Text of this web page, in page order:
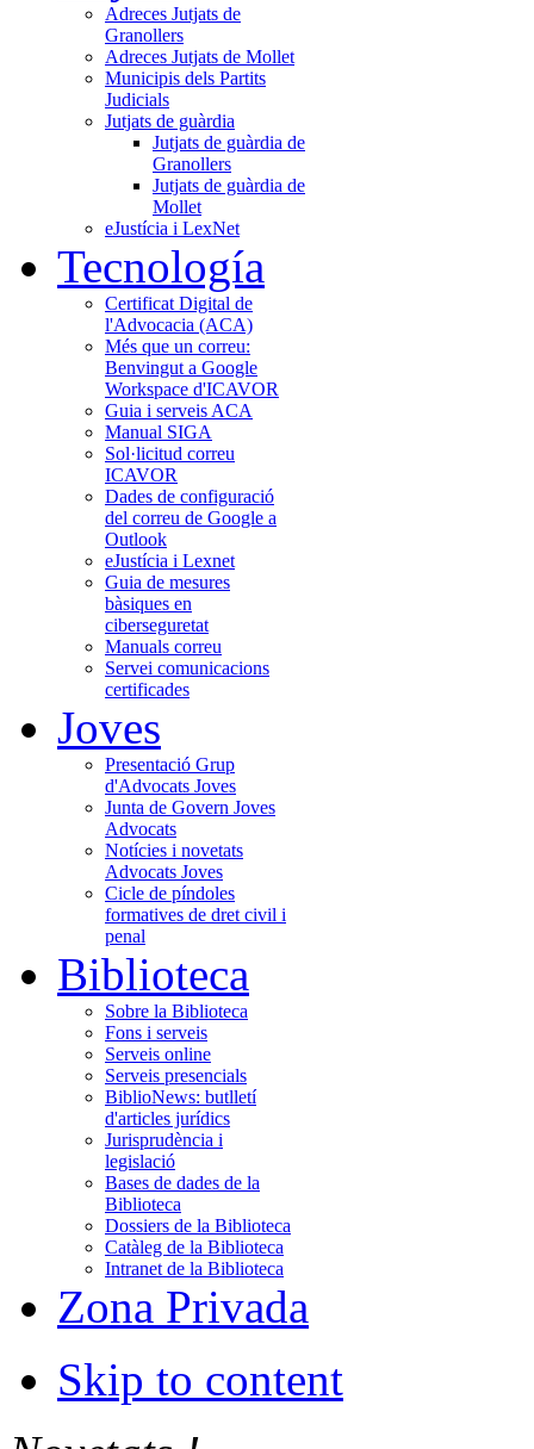
Adreces Jutjats de
Granollers
Adreces Jutjats de Mollet
Municipis dels Partits
Judicials
Jutjats de guàrdia
Jutjats de guàrdia de
Granollers
Jutjats de guàrdia de
Mollet
eJustícia i LexNet
Tecnología
Certificat Digital de
l'Advocacia (ACA)
Més que un correu:
Benvingut a Google
Workspace d'ICAVOR
Guia i serveis ACA
Manual SIGA
Sol·licitud correu
ICAVOR
Dades de configuració
del correu de Google a
Outlook
eJustícia i Lexnet
Guia de mesures
bàsiques en
ciberseguretat
Manuals correu
Servei comunicacions
certificades
Joves
Presentació Grup
d'Advocats Joves
Junta de Govern Joves
Advocats
Notícies i novetats
Advocats Joves
Cicle de píndoles
formatives de dret civil i
penal
Biblioteca
Sobre la Biblioteca
Fons i serveis
Serveis online
Serveis presencials
BiblioNews: butlletí
d'articles jurídics
Jurisprudència i
legislació
Bases de dades de la
Biblioteca
Dossiers de la Biblioteca
Catàleg de la Biblioteca
Intranet de la Biblioteca
Zona Privada
Skip to content